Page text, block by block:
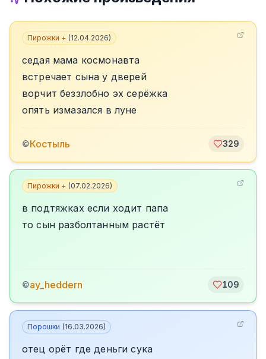
Пирожки + (12.04.2026)
седая мама космонавта
встречает сына у дверей
ворчит беззлобно эх серёжка
опять измазался в луне
©Костыль 329
Пирожки + (07.02.2026)
в подтяжках если ходит папа
то сын разболтанным растёт
©ay_heddern 109
Порошки (16.03.2026)
отец орёт где деньги сука